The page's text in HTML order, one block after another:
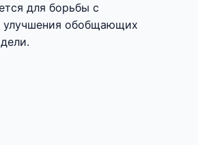
для борьбы с
улучшения обобщающих